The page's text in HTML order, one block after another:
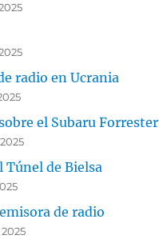
radio en Ucrania
el Subaru Forrester
Túnel de Bielsa
de radio